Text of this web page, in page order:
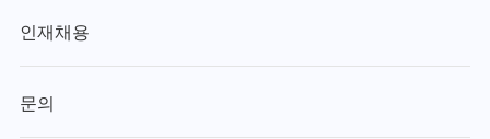
인재채용
문의